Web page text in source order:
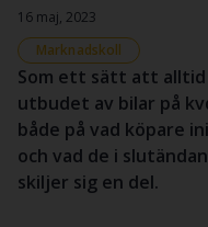
16 maj, 2023
Marknadskoll
Som ett sätt att
utbudet av bilar på
både på vad köpare
och vad de i
skiljer sig en del.